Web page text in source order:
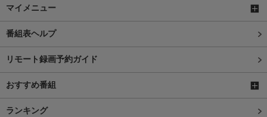
マイメニュー
番組表ヘルプ
リモート録画予約ガイド
おすすめ番組
ランキング